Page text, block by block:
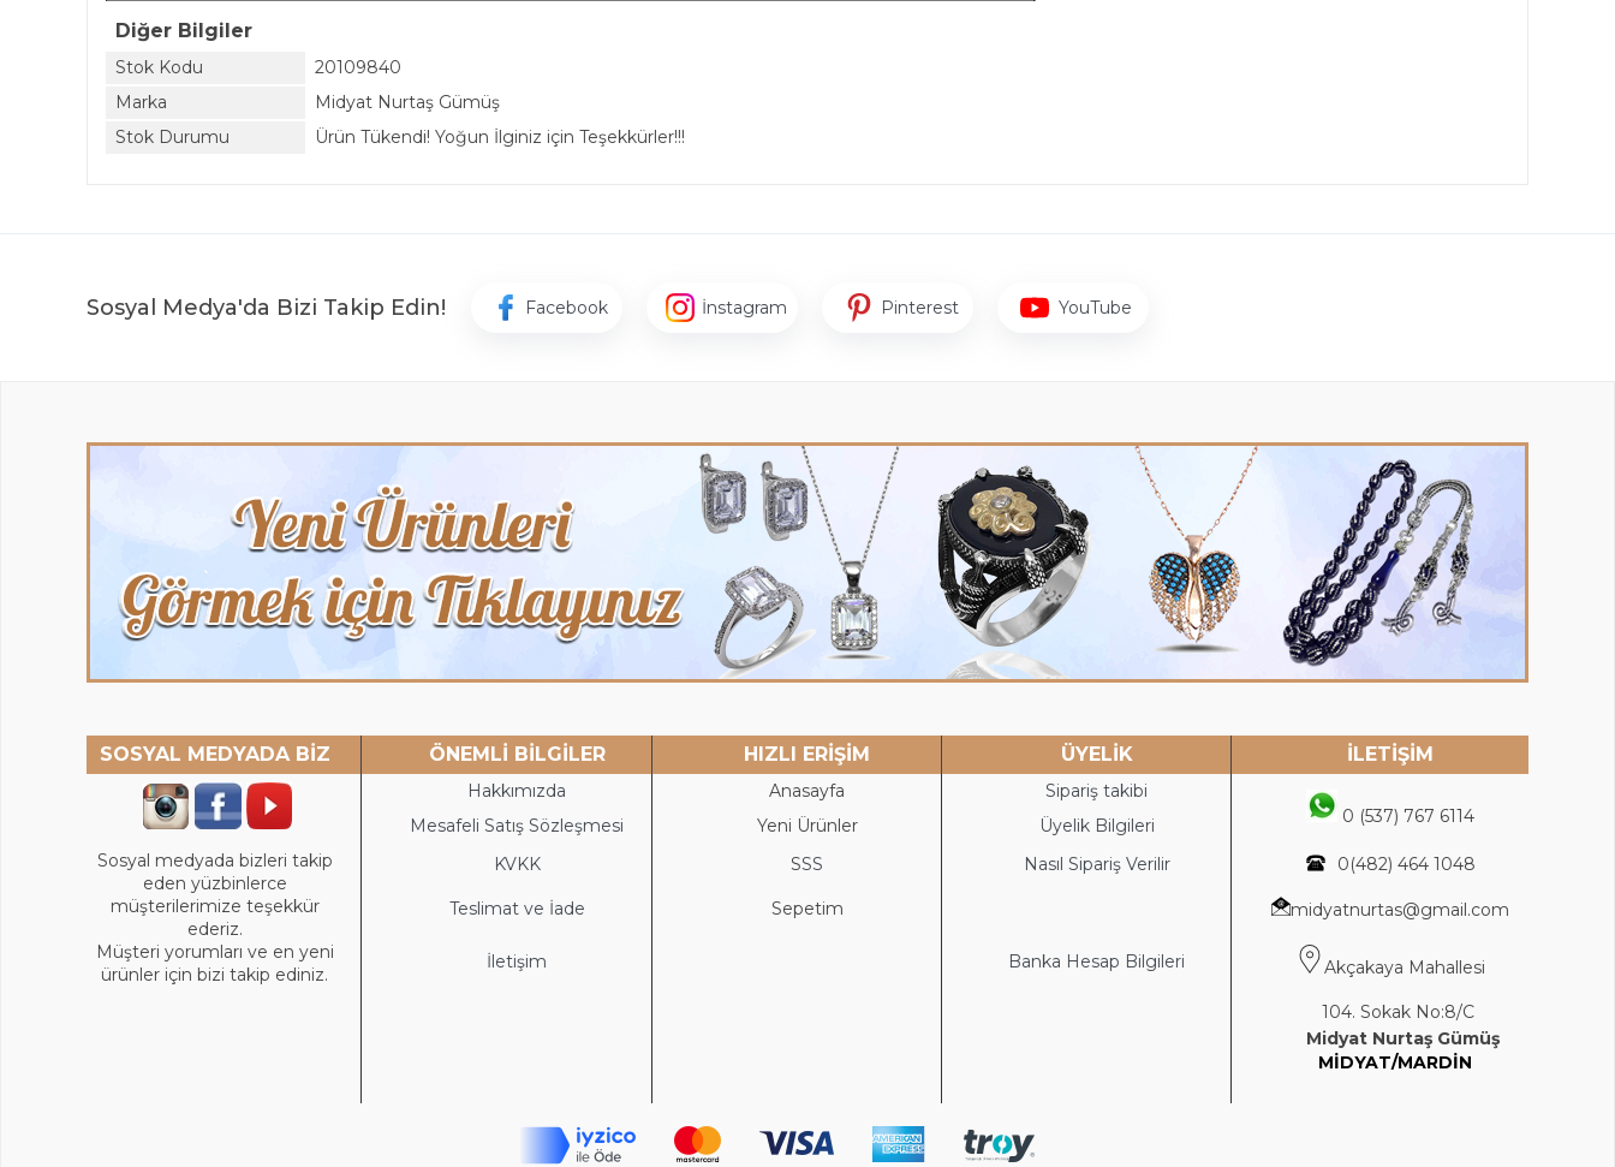
Diğer Bilgiler
Stok Kodu
20109840
Marka
Midyat Nurtaş Gümüş
Stok Durumu
Ürün Tükendi! Yoğun İlginiz için Teşekkürler!!!
Sosyal Medya'da Bizi Takip Edin! Facebook İnstagram Pinterest YouTube
SOSYAL MEDYADA BİZ ÖNEMLİ BİLGİLER HIZLI ERİŞİM ÜYELİK İLETİŞİM
Hakkımızda Anasayfa
Sipariş takibi
0 (537) 767 6114
Mesafeli Satış Sözleşmesi Yeni Ürünler
Üyelik Bilgileri
Sosyal medyada bizleri takip
eden yüzbinlerce
müşterilerimize teşekkür
ederiz.
Müşteri yorumları ve en yeni
ürünler için bizi takip ediniz.
KVKK SSS Nasıl Sipariş Verilir 0(482) 464 1048
Teslimat ve İade Sepetim midyatnurtas@gmail.com
İletişim Banka Hesap Bilgileri Akçakaya Mahallesi
104. Sokak No:8/C
Midyat Nurtaş Gümüş
MİDYAT/MARDİN